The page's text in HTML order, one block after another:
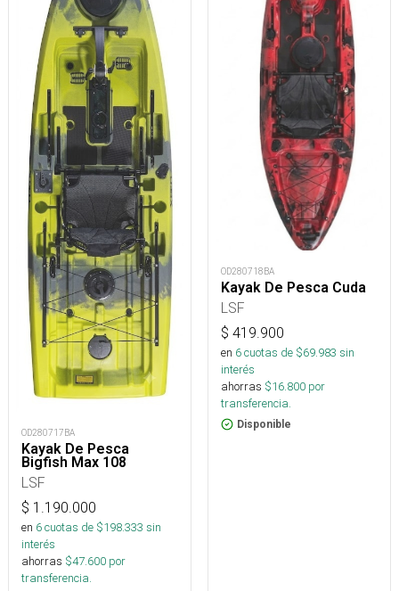
OD280717BA
Kayak De Pesca
Bigfish Max 108
LSF
$ 1.190.000
en 6cuotas de $198.333 sin
interés
ahorras $47.600 por
transferencia.
OD280718BA
Kayak De Pesca Cuda
LSF
$ 419.900
en 6cuotas de $69.983 sin
interés
ahorras $16.800 por
transferencia.
Disponible